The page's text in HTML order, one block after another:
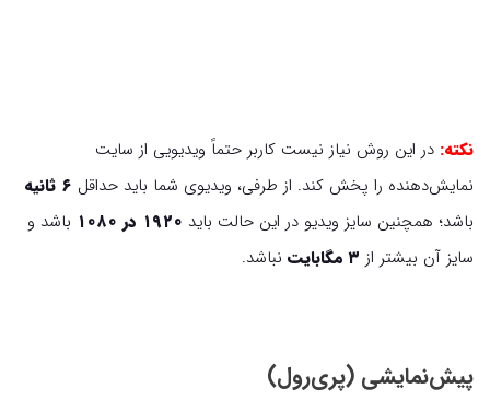
نکته: در این روش نیاز نیست کاربر حتماً ویدیویی از سایت
نمایش‌دهنده را پخش کند. از طرفی، ویدیوی شما باید حداقل ۶ ثانیه
باشد؛ همچنین سایز ویدیو در این حالت باید
باشد و
سایز آن بیشتر از ۳ مگابایت نباشد.
پیش‌نمایشی (پری‌رول)